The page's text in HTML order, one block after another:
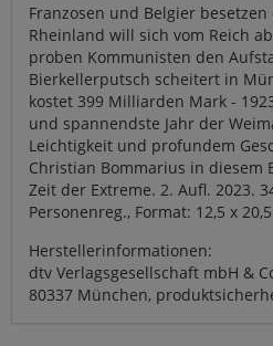
Franzosen und Belgier
Rheinland will sich vom Reich
proben Kommunisten den
Bierkellerputsch scheitert in
kostet 399 Milliarden Mark -
und spannendste Jahr der
Leichtigkeit und profundem
Christian Bommarius in diesem
Zeit der Extreme. 2. Aufl. 2023.
Personenreg., Format: 12,5 x
Herstellerinformationen:
dtv Verlagsgesellschaft mbH &
80337 München,